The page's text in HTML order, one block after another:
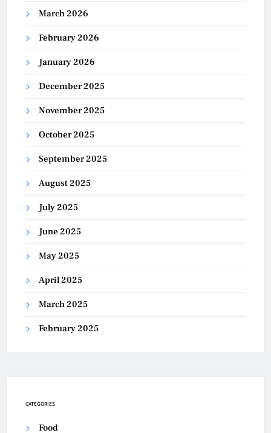
March 2026
February 2026
January 2026
December 2025
November 2025
October 2025
September 2025
August 2025
July 2025
June 2025
May 2025
April 2025
March 2025
February 2025
CATEGORIES
Food